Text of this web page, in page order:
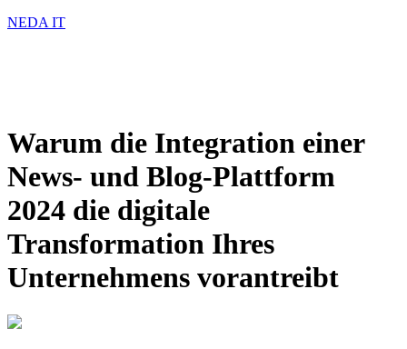
NEDA IT
Warum die Integration einer
News- und Blog-Plattform
2024 die digitale
Transformation Ihres
Unternehmens vorantreibt